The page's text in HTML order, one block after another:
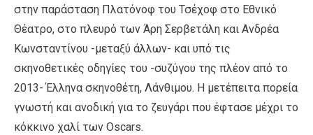
στην παράσταση Πλατόνοφ του Τσέχοφ στο Εθνικό
Θέατρο, στο πλευρό των Άρη Σερβετάλη και Ανδρέα
Κωνσταντίνου -μεταξύ άλλων- και υπό τις
σκηνοθετικές οδηγίες του -συζύγου της πλέον από το
2013- Έλληνα σκηνοθέτη, Λάνθιμου. Η μετέπειτα πορεία
γνωστή και ανοδική για το ζευγάρι που έφτασε μέχρι το
κόκκινο χαλί των Oscars.